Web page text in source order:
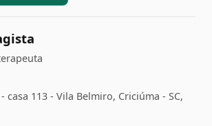
casa 113 - Vila Belmiro, Criciúma - SC,